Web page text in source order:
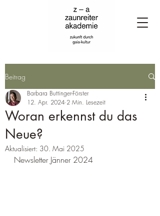
Beitrag
Woran erkennst du das
Neue?
Barbara Buttinger-Förster
12. Apr. 2024 2 Min. Lesezeit
Aktualisiert: 30. Mai 2025
Newsletter Jänner 2024